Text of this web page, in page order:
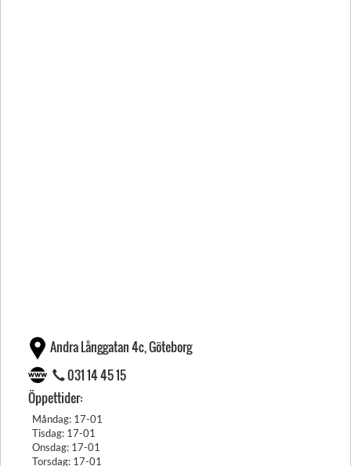
Andra Långgatan 4c, Göteborg
031 14 45 15
Öppettider:
Måndag: 17-01
Tisdag: 17-01
Onsdag: 17-01
Torsdag: 17-01